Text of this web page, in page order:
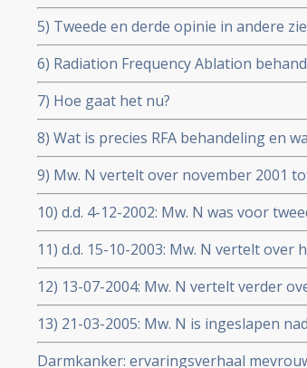
5) Tweede en derde opinie in andere
6) Radiation Frequency Ablation
7) Hoe gaat het nu?
8) Wat is precies RFA behandeling en
9) Mw. N vertelt over november 2001
nu gaat.
10) d.d. 4-12-2002: Mw. N was voor
het weghalen van haar verkalkte
11) d.d. 15-10-2003: Mw. N vertelt
Indrukwekkend, hoopgevend en ook
wordt met een kankerpatiënt die haar
12) 13-07-2004: Mw. N vertelt verder
ze nu bij dr. Vogl via LITT therapie
haar lever te krijgen
13) 21-03-2005: Mw. N is ingeslapen
waren voor haar zoveelste recidief en
register toegevoegd.
Darmkanker: ervaringsverhaal